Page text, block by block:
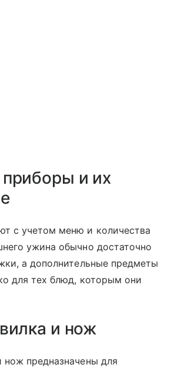
и их
с учетом меню и количества
ужина обычно достаточно
а дополнительные предметы
для тех блюд, которым они
и нож
нож предназначены для